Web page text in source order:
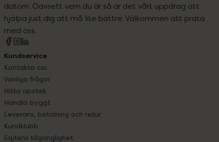
datorn. Oavsett vem du är så är det vårt uppdrag att
hjälpa just dig att må lite bättre. Välkommen att prata
med oss.
Kundservice
Kontakta oss
Vanliga frågor
Hitta apotek
Handla tryggt
Leverans, betalning och retur
Kundklubb
Sajtens tillgänglighet